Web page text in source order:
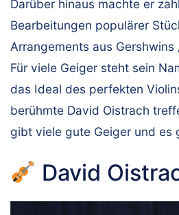
Darüber hinaus machte er
Bearbeitungen populärer
Arrangements aus Gershwins
Für viele Geiger steht sein
das Ideal des perfekten
berühmte David Oistrach
gibt viele gute Geiger und es
David